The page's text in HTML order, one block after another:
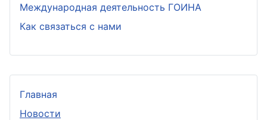
Главная
Новости
Международная деятельность ГОИНА
Как связаться с нами